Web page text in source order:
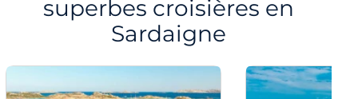
superbes croisières en
Sardaigne